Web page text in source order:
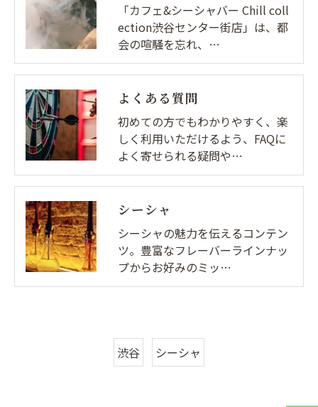
「カフェ&シーシャバー Chill coll
ection渋谷センター街店」は、都
会の喧騒を忘れ、…
よくある質問
初めての方でもわかりやすく、楽
しく利用いただけるよう、FAQに
よく寄せられる疑問や…
シーシャ
シーシャの魅力を伝えるコンテン
ツ。豊富なフレーバーラインナッ
プからお好みのミッ…
渋谷 シーシャ